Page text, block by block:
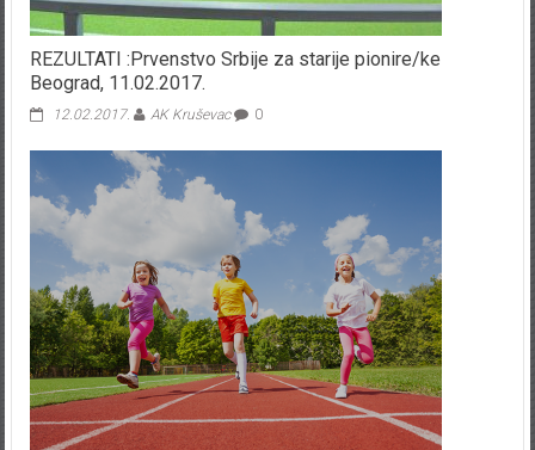
REZULTATI :Prvenstvo Srbije za starije pionire/ke
Beograd, 11.02.2017.
12.02.2017. AK Kruševac 0